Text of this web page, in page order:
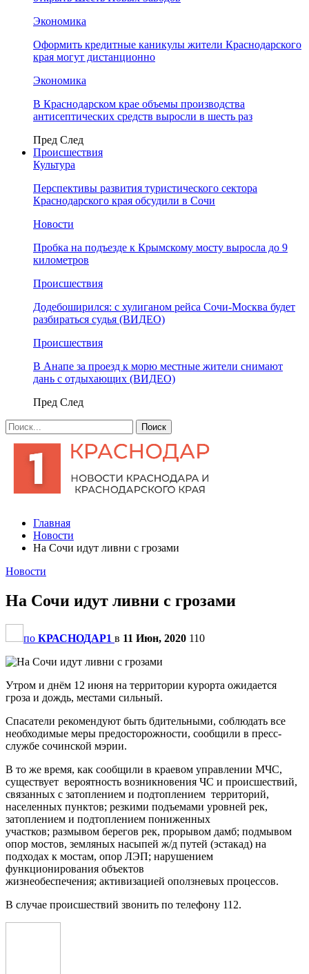
Экономика
Оформить кредитные каникулы жители Краснодарского
края могут дистанционно
Экономика
В Краснодарском крае объемы производства
антисептических средств выросли в шесть раз
Пред След
Происшествия
Культура
Перспективы развития туристического сектора
Краснодарского края обсудили в Сочи
Новости
Пробка на подъезде к Крымскому мосту выросла до 9
километров
Происшествия
Додебоширился: с хулиганом рейса Сочи-Москва будет
разбираться судья (ВИДЕО)
Происшествия
В Анапе за проезд к морю местные жители снимают
дань с отдыхающих (ВИДЕО)
Пред След
Главная
Новости
На Сочи идут ливни с грозами
Новости
На Сочи идут ливни с грозами
по КРАСНОДАР1 в 11 Июн, 2020 110
Утром и днём 12 июня на территории курорта ожидается
гроза и дождь, местами сильный.
Спасатели рекомендуют быть бдительными, соблюдать все
необходимые меры предосторожности, сообщили в пресс-
службе сочинской мэрии.
В то же время, как сообщили в краевом управлении МЧС,
существует вероятность возникновения ЧС и происшествий,
связанных с затоплением и подтоплением территорий,
населенных пунктов; резкими подъемами уровней рек,
затоплением и подтоплением пониженных
участков; размывом берегов рек, прорывом дамб; подмывом
опор мостов, земляных насыпей ж/д путей (эстакад) на
подходах к мостам, опор ЛЭП; нарушением
функционирования объектов
жизнеобеспечения; активизацией оползневых процессов.
В случае происшествий звонить по телефону 112.